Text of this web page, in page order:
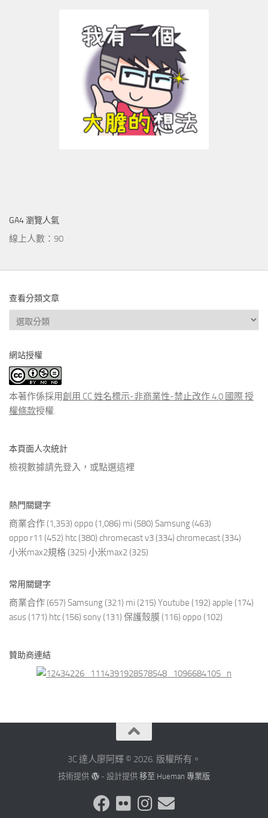
GA4 瀏覽人氣
線上人數：90
查看分類文章
查
看
類
文
章
網站授權
本著作係採用創用 CC 姓名標示-非商業性-禁止改作 4.0 國際 授
權條款授權.
本頁面人次統計
檢視數據請先登入，或點選這裡
熱門關鍵字
商業合作 (1,353) oppo (1,086) mi (580) Samsung (463)
oppo r11 (452) htc (380) chromecast v3 (334) chromecast (334)
小米max2規格 (325) 小米max2 (325)
常用關鍵字
商業合作 (657) Samsung (321) mi (215) Youtube (192) apple (174)
asus (171) htc (156) sony (131) 保護殼膜 (116) oppo (102)
贊助商連結
3C 達人廖阿輝 © 2026. 版權所有。
技術提供 - 設計提供 移至 Hueman 專業版